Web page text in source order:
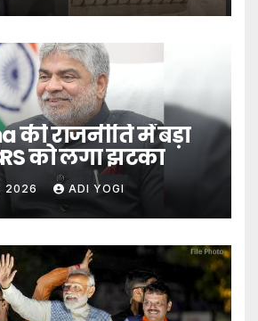
की राजनीति में बड़ा
को लगा झटका
2026 ADI YOGI